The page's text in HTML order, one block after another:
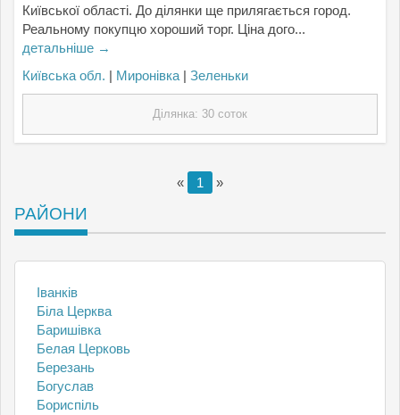
Київської області. До ділянки ще прилягається город.
Реальному покупцю хороший торг. Ціна дого...
детальніше →
Київська обл. | Миронівка | Зеленьки
Ділянка: 30 соток
« 1 »
РАЙОНИ
Іванків
Біла Церква
Баришівка
Белая Церковь
Березань
Богуслав
Бориспіль